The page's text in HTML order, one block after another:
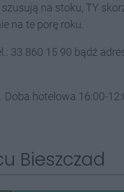
na stoku, TY
na te porę roku.
33 860 15 90 bądź
hotelowa 16:00-
Bieszczad